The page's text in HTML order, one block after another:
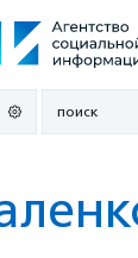
поиск